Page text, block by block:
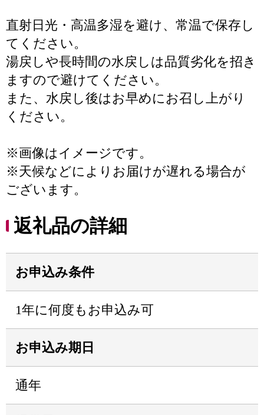
直射日光・高温多湿を避け、常温で保存し
てください。
湯戻しや長時間の水戻しは品質劣化を招き
ますので避けてください。
また、水戻し後はお早めにお召し上がり
ください。
※画像はイメージです。
※天候などによりお届けが遅れる場合が
ございます。
返礼品の詳細
お申込み条件
1年に何度もお申込み可
お申込み期日
通年